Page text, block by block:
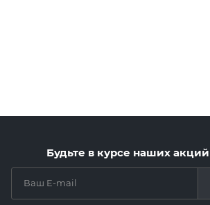
Будьте в курсе наших